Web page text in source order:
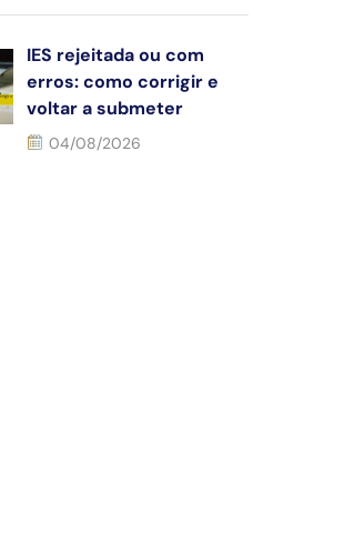
IES rejeitada ou com
erros: como corrigir e
voltar a submeter
04/08/2026